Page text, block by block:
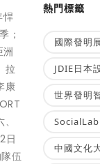
悍
；
拉
康
日
伍
熱門標籤
國際發明
JDIE日本
世界發明
SocialLab
中國文化